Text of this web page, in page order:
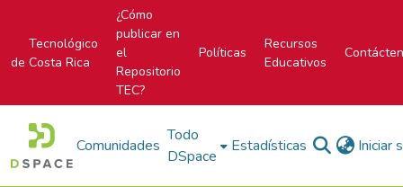
Tecnológico
de Costa Rica
¿Cómo
publicar en
el
Repositorio
TEC?
Políticas
Recursos
Educativos
Comunidades
Todo
DSpace
Estadísticas Iniciar